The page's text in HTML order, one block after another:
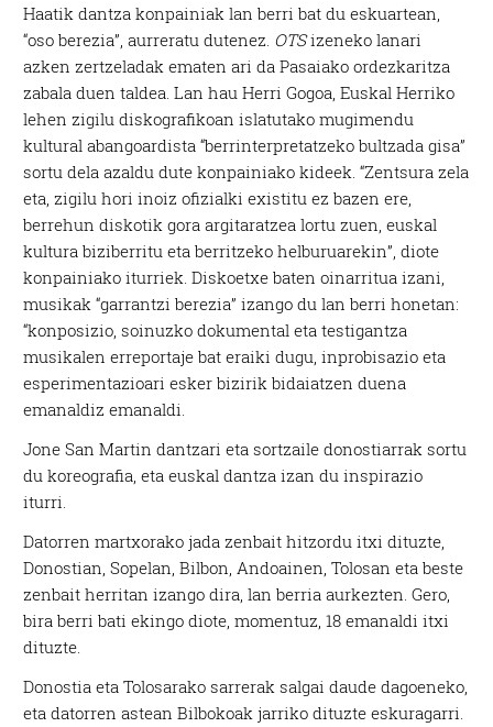
Haatik dantza konpainiak lan berri bat du eskuartean,
“oso berezia”, aurreratu dutenez. OTSizeneko lanari
azken zertzeladak ematen ari da Pasaiako ordezkaritza
zabala duen taldea. Lan hau Herri Gogoa, Euskal Herriko
lehen zigilu diskografikoan islatutako mugimendu
kultural abangoardista “berrinterpretatzeko bultzada gisa”
sortu dela azaldu dute konpainiako kideek. “Zentsura zela
eta, zigilu hori inoiz ofizialki existitu ez bazen ere,
berrehun diskotik gora argitaratzea lortu zuen, euskal
kultura biziberritu eta berritzeko helburuarekin”, diote
konpainiako iturriek. Diskoetxe baten oinarritua izani,
musikak “garrantzi berezia” izango du lan berri honetan:
“konposizio, soinuzko dokumental eta testigantza
musikalen erreportaje bat eraiki dugu, inprobisazio eta
esperimentazioari esker bizirik bidaiatzen duena
emanaldiz emanaldi.
Jone San Martin dantzari eta sortzaile donostiarrak sortu
du koreografia, eta euskal dantza izan du inspirazio
iturri.
Datorren martxorako jada zenbait hitzordu itxi dituzte,
Donostian, Sopelan, Bilbon, Andoainen, Tolosan eta beste
zenbait herritan izango dira, lan berria aurkezten. Gero,
bira berri bati ekingo diote, momentuz, 18 emanaldi itxi
dituzte.
Donostia eta Tolosarako sarrerak salgai daude dagoeneko,
eta datorren astean Bilbokoak jarriko dituzte eskuragarri.